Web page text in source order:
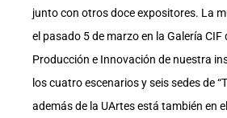
junto con otros doce expositores. La
el pasado 5 de marzo en la Galería CIF
Producción e Innovación de nuestra
los cuatro escenarios y seis sedes de
además de la UArtes está también en